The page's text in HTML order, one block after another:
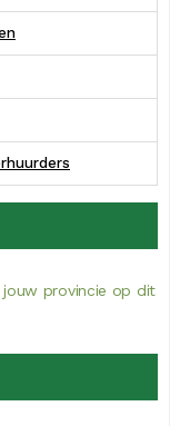
jouw provincie op dit